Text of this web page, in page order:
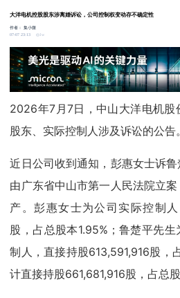
大洋电机控股股东涉离婚诉讼，公司控制权变动存不确定性
作者：集小微
07-07 23:13
1w
2026年7月7日，中山大洋电机股
股东、实际控制人涉及诉讼的公告。
近日公司收到通知，彭惠女士诉
由广东省中山市第一人民法院立
产。彭惠女士为公司实际控制
股，占总股本1.95%；鲁楚平先
制人，直接持股613,591,916股，
计直接持股661,681,916股，占总